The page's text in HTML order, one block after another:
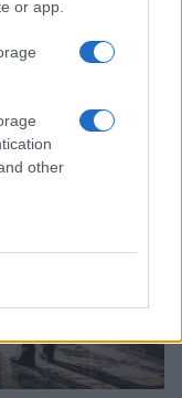
or app.
other